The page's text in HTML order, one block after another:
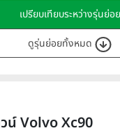
เปรียบเทียบระหว่างรุ่นย่อย
ดูรุ่นย่อยทั้งหมด
น์ Volvo Xc90